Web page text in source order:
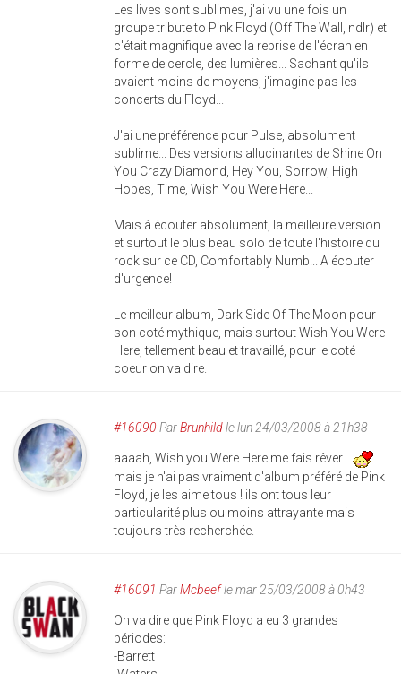
Les lives sont sublimes, j'ai vu une fois un
groupe tribute to Pink Floyd (Off The Wall, ndlr) et
c'était magnifique avec la reprise de l'écran en
forme de cercle, des lumières... Sachant qu'ils
avaient moins de moyens, j'imagine pas les
concerts du Floyd...
J'ai une préférence pour Pulse, absolument
sublime... Des versions allucinantes de Shine On
You Crazy Diamond, Hey You, Sorrow, High
Hopes, Time, Wish You Were Here...
Mais à écouter absolument, la meilleure version
et surtout le plus beau solo de toute l'histoire du
rock sur ce CD, Comfortably Numb... A écouter
d'urgence!
Le meilleur album, Dark Side Of The Moon pour
son coté mythique, mais surtout Wish You Were
Here, tellement beau et travaillé, pour le coté
coeur on va dire.
#16090 ParBrunhildle lun 24/03/2008 à 21h38
aaaah, Wish you Were Here me fais rêver...
mais je n'ai pas vraiment d'album préféré de Pink
Floyd, je les aime tous ! ils ont tous leur
particularité plus ou moins attrayante mais
toujours très recherchée.
#16091 ParMcbeefle mar 25/03/2008 à 0h43
On va dire que Pink Floyd a eu 3 grandes
périodes:
-Barrett